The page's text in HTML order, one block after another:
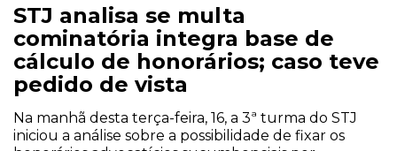
STJ analisa se multa
cominatória integra base de
cálculo de honorários; caso teve
pedido de vista
Na manhã desta terça-feira, 16, a 3ª turma do STJ
iniciou a análise sobre a possibilidade de fixar os